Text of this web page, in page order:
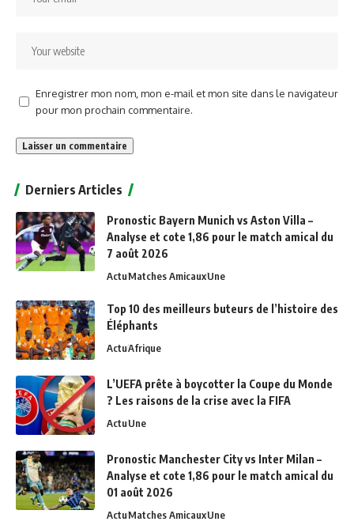
Enregistrer mon nom, mon e-mail et mon site dans le navigateur
pour mon prochain commentaire.
Derniers Articles
Pronostic Bayern Munich vs Aston Villa –
Analyse et cote 1,86 pour le match amical du
7 août 2026
ActuMatches AmicauxUne
Top 10 des meilleurs buteurs de l’histoire des
Éléphants
ActuAfrique
L’UEFA prête à boycotter la Coupe du Monde
? Les raisons de la crise avec la FIFA
ActuUne
Pronostic Manchester City vs Inter Milan –
Analyse et cote 1,86 pour le match amical du
01 août 2026
ActuMatches AmicauxUne